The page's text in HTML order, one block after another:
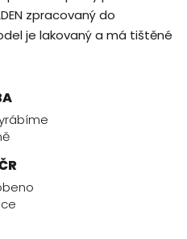
zpracovaný do
je lakovaný a má tištěné